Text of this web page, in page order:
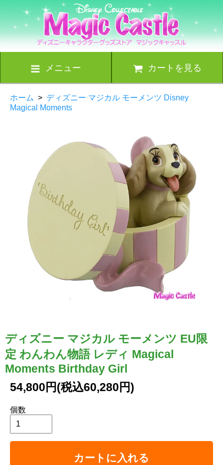
メニュー カートを見る
ホーム > ディズニー マジカル モーメンツ Disney
Magical Moments
ディズニー マジカル モーメンツ EU限
定 わんわん物語 レディ Magical
Moments Birthday Girl
54,800円(税込60,280円)
個数
カートに入れる